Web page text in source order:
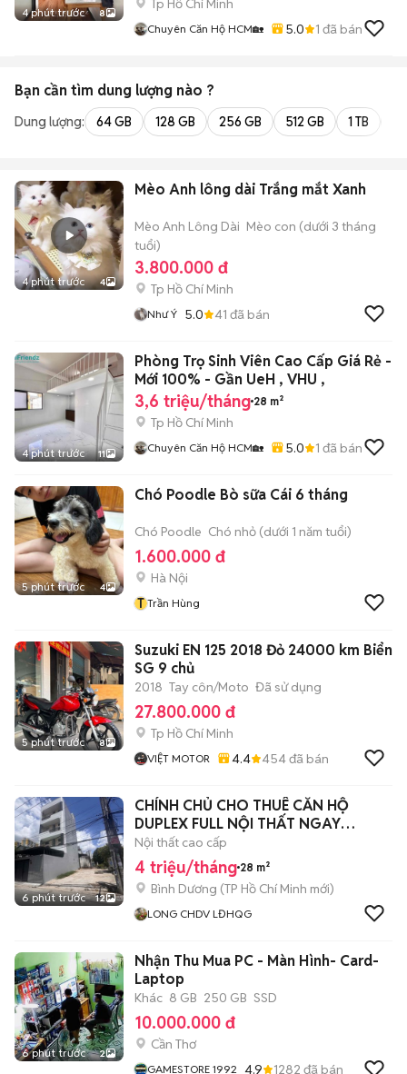
4 phút trước 8
Tp Hồ Chí Minh
Chuyên Căn Hộ HCM🏡 5.0 1 đã bán
Bạn cần tìm dung lượng nào ?
Dung lượng: 64 GB 128 GB 256 GB 512 GB 1 TB
4 phút trước 4
Mèo Anh lông dài Trắng mắt Xanh
Mèo Anh Lông Dài Mèo con (dưới 3 tháng
tuổi)
3.800.000 đ
Tp Hồ Chí Minh
Như Ý 5.0 41 đã bán
4 phút trước 11
Phòng Trọ Sinh Viên Cao Cấp Giá Rẻ -
Mới 100% - Gần UeH , VHU ,
3,6 triệu/tháng 28 m²
Tp Hồ Chí Minh
Chuyên Căn Hộ HCM🏡 5.0 1 đã bán
5 phút trước 4
Chó Poodle Bò sữa Cái 6 tháng
Chó Poodle Chó nhỏ (dưới 1 năm tuổi)
1.600.000 đ
Hà Nội
T Trần Hùng
5 phút trước 8
Suzuki EN 125 2018 Đỏ 24000 km Biển
SG 9 chủ
2018 Tay côn/Moto Đã sử dụng
27.800.000 đ
Tp Hồ Chí Minh
VIỆT MOTOR 4.4 454đã bán
6 phút trước 12
CHÍNH CHỦ CHO THUÊ CĂN HỘ
DUPLEX FULL NỘI THẤT NGAY
LĐHQG + GO DĨ AN
Nội thất cao cấp
4 triệu/tháng 28 m²
Bình Dương (TP Hồ Chí Minh mới)
LONG CHDV LĐHQG
6 phút trước 2
Nhận Thu Mua PC - Màn Hình- Card-
Laptop
Khác 8 GB 250 GB SSD
10.000.000 đ
Cần Thơ
GAMESTORE 1992 4.9 1282 đã bán